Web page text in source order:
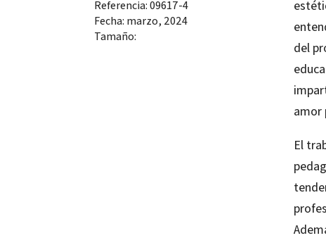
Referencia: 09617-4
Fecha: marzo, 2024
Tamaño:
del
amor
El